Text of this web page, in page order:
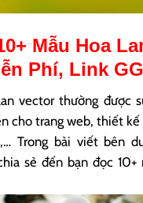
Mẫu Hoa
Phí, Link
vector thường được
cho trang web, thiết
Trong bài viết bên
sẻ đến bạn đọc